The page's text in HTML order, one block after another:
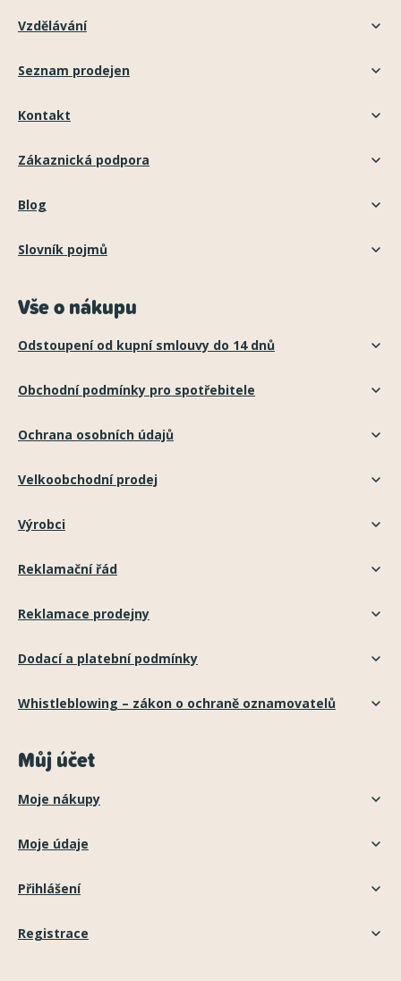
Vzdělávání
Seznam prodejen
Kontakt
Zákaznická podpora
Blog
Slovník pojmů
Vše o nákupu
Odstoupení od kupní smlouvy do 14 dnů
Obchodní podmínky pro spotřebitele
Ochrana osobních údajů
Velkoobchodní prodej
Výrobci
Reklamační řád
Reklamace prodejny
Dodací a platební podmínky
Whistleblowing – zákon o ochraně oznamovatelů
Můj účet
Moje nákupy
Moje údaje
Přihlášení
Registrace